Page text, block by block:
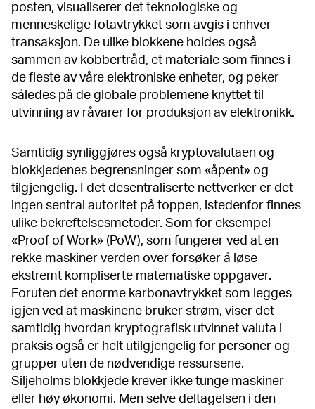
posten, visualiserer det teknologiske og
menneskelige fotavtrykket som avgis i enhver
transaksjon. De ulike blokkene holdes også
sammen av kobbertråd, et materiale som finnes i
de fleste av våre elektroniske enheter, og peker
således på de globale problemene knyttet til
utvinning av råvarer for produksjon av elektronikk.
Samtidig synliggjøres også kryptovalutaen og
blokkjedenes begrensninger som «åpent» og
tilgjengelig. I det desentraliserte nettverker er det
ingen sentral autoritet på toppen, istedenfor finnes
ulike bekreftelsesmetoder. Som for eksempel
«Proof of Work» (PoW), som fungerer ved at en
rekke maskiner verden over forsøker å løse
ekstremt kompliserte matematiske oppgaver.
Foruten det enorme karbonavtrykket som legges
igjen ved at maskinene bruker strøm, viser det
samtidig hvordan kryptografisk utvinnet valuta i
praksis også er helt utilgjengelig for personer og
grupper uten de nødvendige ressursene.
Siljeholms blokkjede krever ikke tunge maskiner
eller høy økonomi. Men selve deltagelsen i den